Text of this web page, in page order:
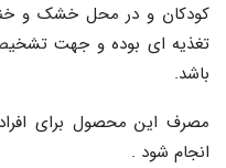
کودکان و در محل خشک و
تغذیه ای بوده و جهت
باشد.
انجام شود .